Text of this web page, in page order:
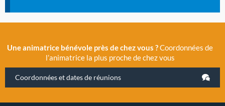
Une animatrice bénévole près de chez vous ?Coordonnées de
l’animatrice la plus proche de chez vous
Coordonnées et dates de réunions